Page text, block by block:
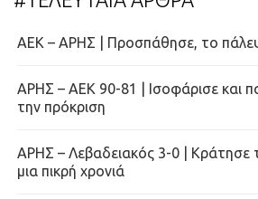
ΑΕΚ – ΑΡΗΣ | Προσπάθησε, το
ΑΡΗΣ – ΑΕΚ 90-81 | Ισοφάρισε και
την πρόκριση
ΑΡΗΣ – Λεβαδειακός 3-0 | Κράτησε
μια πικρή χρονιά